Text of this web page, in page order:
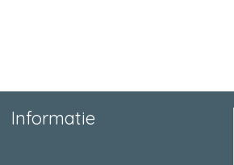
Informatie